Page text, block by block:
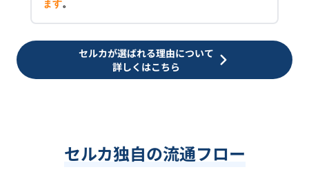
ます。
セルカが選ばれる理由について
詳しくはこちら
セルカ独自の流通フロー